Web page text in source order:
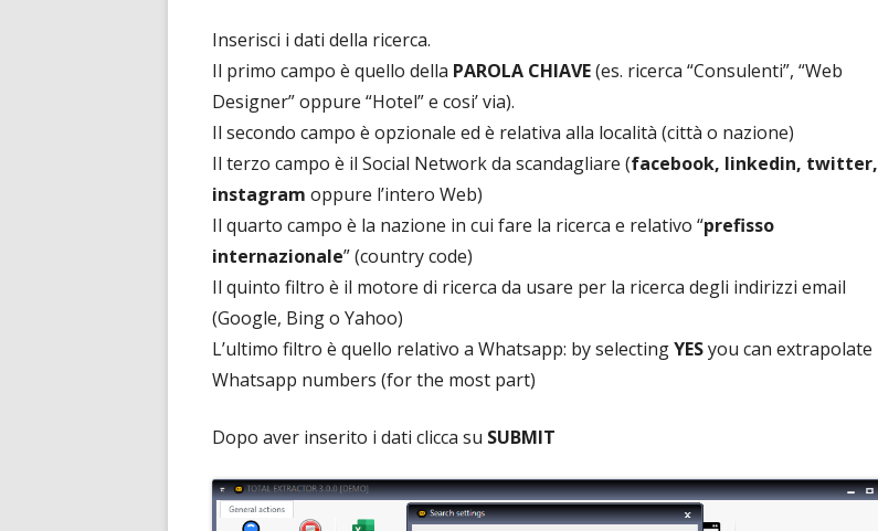
Inserisci i dati della ricerca.
Il primo campo è quello della PAROLA CHIAVE(es. ricerca “Consulenti”, “Web
Designer” oppure “Hotel” e cosi’ via).
Il secondo campo è opzionale ed è relativa alla località (città o nazione)
Il terzo campo è il Social Network da scandagliare (facebook, linkedin, twitter,
instagram oppure l’intero Web)
Il quarto campo è la nazione in cui fare la ricerca e relativo “prefisso
internazionale” (country code)
Il quinto filtro è il motore di ricerca da usare per la ricerca degli indirizzi email
(Google, Bing o Yahoo)
L’ultimo filtro è quello relativo a Whatsapp: by selectingYESyou can extrapolate
Whatsapp numbers (for the most part)
Dopo aver inserito i dati clicca su SUBMIT